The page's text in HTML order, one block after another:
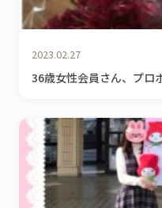
2023.02.27
36歳女性会員さん、プロ